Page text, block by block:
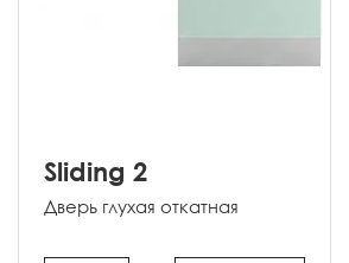
Sliding 2
Дверь глухая откатная